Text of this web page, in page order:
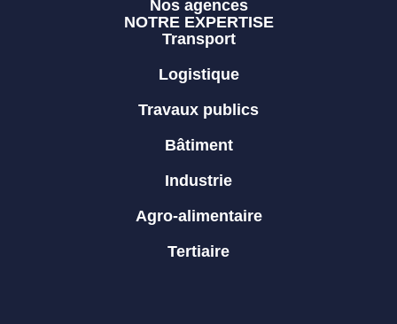
Nos agences
NOTRE EXPERTISE
Transport
Logistique
Travaux publics
Bâtiment
Industrie
Agro-alimentaire
Tertiaire